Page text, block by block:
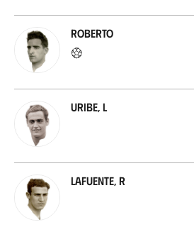
Roberto
Uribe, L
Lafuente, R